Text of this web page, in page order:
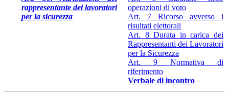
rappresentante dei lavoratori
per la sicurezza
operazioni di voto
Art. 7 Ricorso avverso i
risultati elettorali
Art. 8 Durata in carica dei
Rappresentanti dei Lavoratori
per la Sicurezza
Art. 9 Normativa di
riferimento
Verbale di incontro